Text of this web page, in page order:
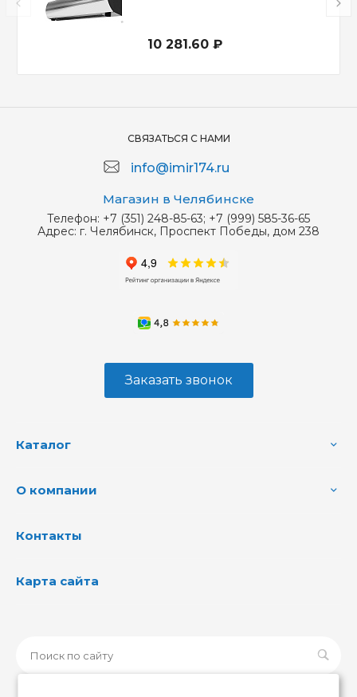
10 281.60 ₽
СВЯЗАТЬСЯ С НАМИ
info@imir174.ru
Магазин в Челябинске
Телефон: +7 (351) 248-85-63; +7 (999) 585-36-65
Адрес: г. Челябинск, Проспект Победы, дом 238
Заказать звонок
Каталог
О компании
Контакты
Карта сайта